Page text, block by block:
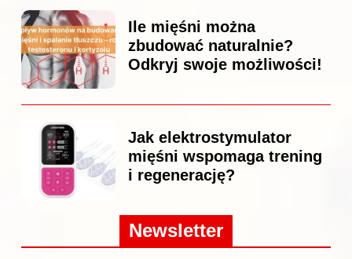
Ile mięśni można
zbudować naturalnie?
Odkryj swoje możliwości!
Jak elektrostymulator
mięśni wspomaga trening
i regenerację?
Newsletter